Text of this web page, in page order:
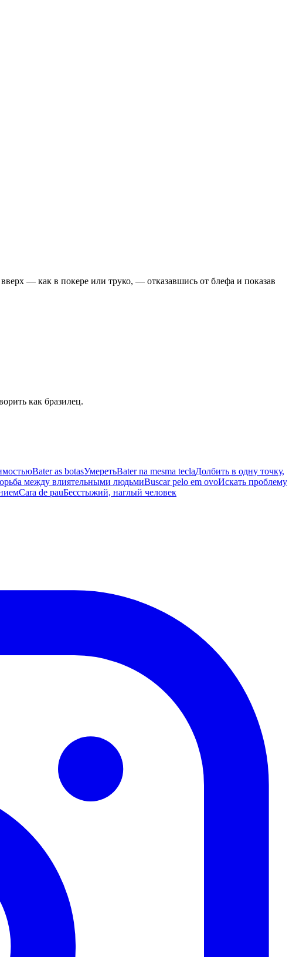
— как в покере или труко, — отказавшись от блефа и показав
как бразилец.
Bater as botasУмеретьBater na mesma teclaДолбить в одну точку,
между влиятельными людьмиBuscar pelo em ovoИскать проблему
Cara de pauБесстыжий, наглый человек